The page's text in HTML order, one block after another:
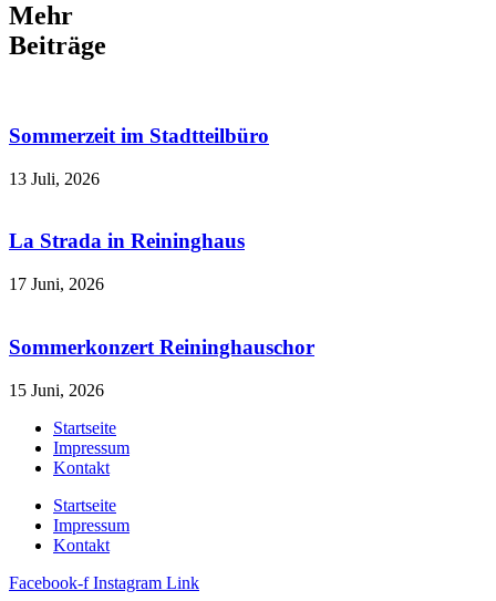
Mehr
Beiträge
Sommerzeit im Stadtteilbüro
13 Juli, 2026
La Strada in Reininghaus
17 Juni, 2026
Sommerkonzert Reininghauschor
15 Juni, 2026
Startseite
Impressum
Kontakt
Startseite
Impressum
Kontakt
Facebook-f Instagram Link